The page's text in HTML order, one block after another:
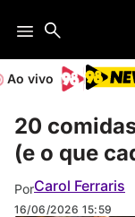
Ao vivo
20
(e o que
PorCarol Ferraris
16/06/2026 15:59